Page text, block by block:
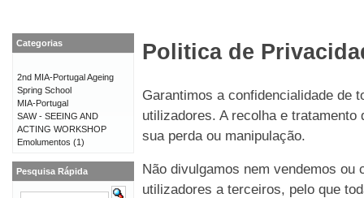
Politica de
Garantimos a confidencialidade de
utilizadores. A recolha e
sua perda ou manipulação.
Não divulgamos nem vendemos
utilizadores a terceiros, pelo que
Categorias
2nd MIA-Portugal Ageing
Spring School
MIA-Portugal
SAW - SEEING AND
ACTING WORKSHOP
Emolumentos (1)
Pesquisa Rápida